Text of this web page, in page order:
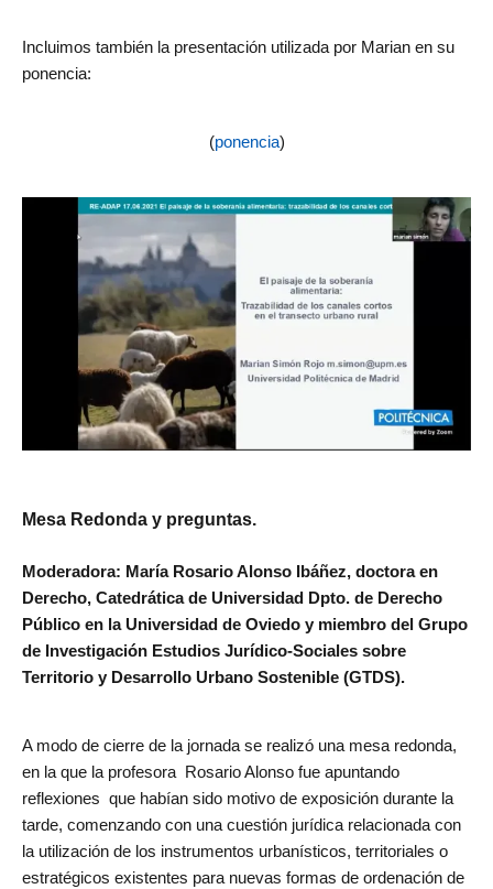
Incluimos también la presentación utilizada por Marian en su
ponencia:
(ponencia)
Mesa Redonda y preguntas.
Moderadora: María Rosario Alonso Ibáñez, doctora en
Derecho, Catedrática de Universidad Dpto. de Derecho
Público en la Universidad de Oviedo y miembro del Grupo
de Investigación Estudios Jurídico-Sociales sobre
Territorio y Desarrollo Urbano Sostenible (GTDS).
A modo de cierre de la jornada se realizó una mesa redonda,
en la que la profesora Rosario Alonso fue apuntando
reflexiones que habían sido motivo de exposición durante la
tarde, comenzando con una cuestión jurídica relacionada con
la utilización de los instrumentos urbanísticos, territoriales o
estratégicos existentes para nuevas formas de ordenación de